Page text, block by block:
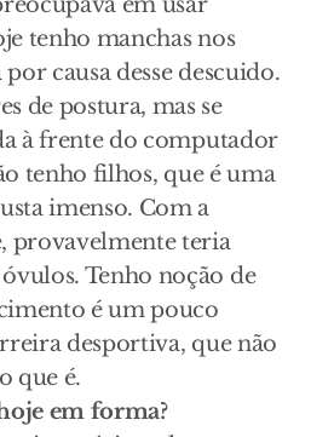
tenho manchas nos
causa desse descuido.
de postura, mas se
à frente do computador
tenho filhos, que é uma
imenso. Com a
provavelmente teria
Tenho noção de
é um pouco
desportiva, que não
que é.
em forma?